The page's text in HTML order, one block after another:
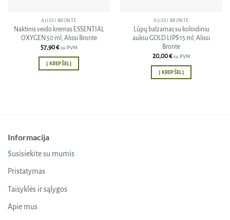
ALISSI BRONTE
Naktinis veido kremas ESSENTIAL
OXYGEN 50 ml, Alissi Bronte
57,90€ su PVM
Į KREPŠELĮ
ALISSI BRONTE
Lūpų balzamas su koloidiniu
auksu GOLD LIPS 15 ml, Alissi
Bronte
20,00€ su PVM
Į KREPŠELĮ
Informacija
Susisiekite su mumis
Pristatymas
Taisyklės ir sąlygos
Apie mus